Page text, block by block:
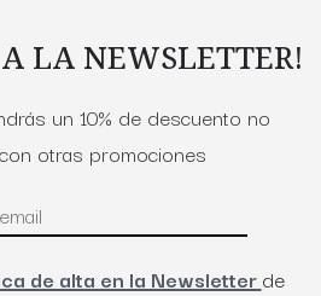
A LA NEWSLETTER!
un 10% de descuento no
otras promociones
de alta en la Newsletterde